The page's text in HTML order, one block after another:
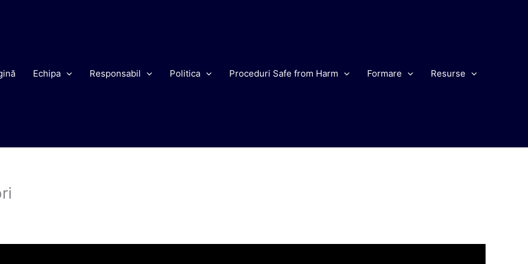
Echipa Responsabil Politica Proceduri Safe from Harm Formare Resurse